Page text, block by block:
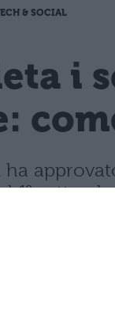
& SOCIAL
i
ha
1°